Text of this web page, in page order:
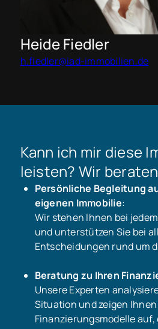
Heide Fiedler
h.fiedler@iad-immobilien.de
Kann ich mir diese
leisten? Wir
Persönliche Begleitung
eigenen Immobilie:
Wir stehen Ihnen bei
und unterstützen Sie bei
Entscheidungen rund um
Beratung zu Ihren
Unsere Experten
Situation und zeigen
Finanzierungsmodelle auf,